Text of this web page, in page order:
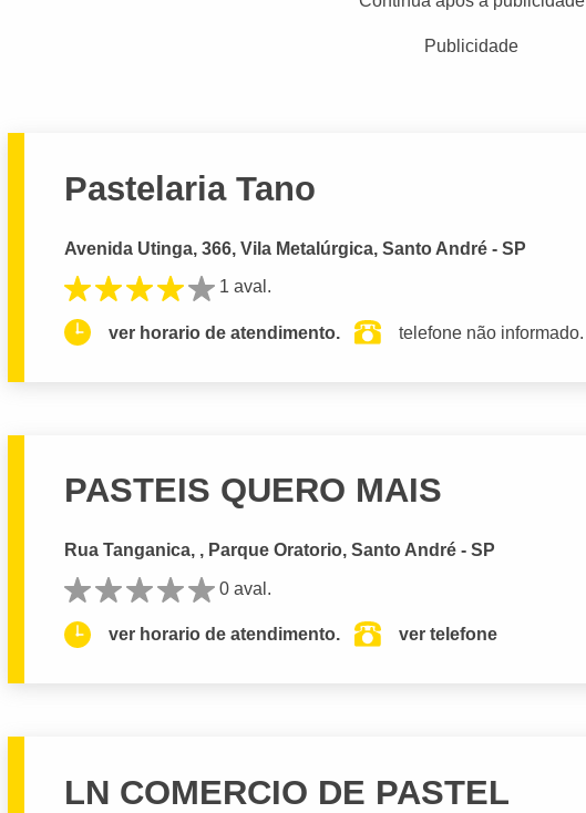
Publicidade
Pastelaria Tano
Avenida Utinga, 366, Vila Metalúrgica, Santo André - SP
1 aval.
ver horario de atendimento. telefone não informado.
PASTEIS QUERO MAIS
Rua Tanganica, , Parque Oratorio, Santo André - SP
0 aval.
ver horario de atendimento. ver telefone
LN COMERCIO DE PASTEL